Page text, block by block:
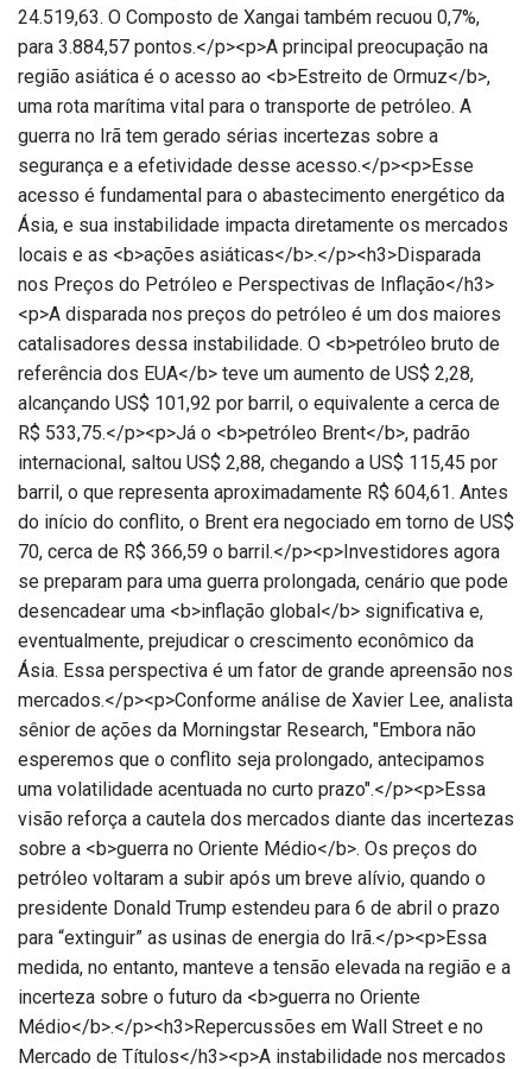
24.519,63. O Composto de Xangai também recuou 0,7%,
para 3.884,57 pontos.</p><p>A principal preocupação na
região asiática é o acesso ao <b>Estreito de Ormuz</b>,
uma rota marítima vital para o transporte de petróleo. A
guerra no Irã tem gerado sérias incertezas sobre a
segurança e a efetividade desse acesso.</p><p>Esse
acesso é fundamental para o abastecimento energético da
Ásia, e sua instabilidade impacta diretamente os mercados
locais e as <b>ações asiáticas</b>.</p><h3>Disparada
nos Preços do Petróleo e Perspectivas de Inflação</h3>
<p>A disparada nos preços do petróleo é um dos maiores
catalisadores dessa instabilidade. O <b>petróleo bruto de
referência dos EUA</b> teve um aumento de US$ 2,28,
alcançando US$ 101,92 por barril, o equivalente a cerca de
R$ 533,75.</p><p>Já o <b>petróleo Brent</b>, padrão
internacional, saltou US$ 2,88, chegando a US$ 115,45 por
barril, o que representa aproximadamente R$ 604,61. Antes
do início do conflito, o Brent era negociado em torno de US$
70, cerca de R$ 366,59 o barril.</p><p>Investidores agora
se preparam para uma guerra prolongada, cenário que pode
desencadear uma <b>inflação global</b> significativa e,
eventualmente, prejudicar o crescimento econômico da
Ásia. Essa perspectiva é um fator de grande apreensão nos
mercados.</p><p>Conforme análise de Xavier Lee, analista
sênior de ações da Morningstar Research, "Embora não
esperemos que o conflito seja prolongado, antecipamos
uma volatilidade acentuada no curto prazo".</p><p>Essa
visão reforça a cautela dos mercados diante das incertezas
sobre a <b>guerra no Oriente Médio</b>. Os preços do
petróleo voltaram a subir após um breve alívio, quando o
presidente Donald Trump estendeu para 6 de abril o prazo
para “extinguir” as usinas de energia do Irã.</p><p>Essa
medida, no entanto, manteve a tensão elevada na região e a
incerteza sobre o futuro da <b>guerra no Oriente
Médio</b>.</p><h3>Repercussões em Wall Street e no
Mercado de Títulos</h3><p>A instabilidade nos mercados